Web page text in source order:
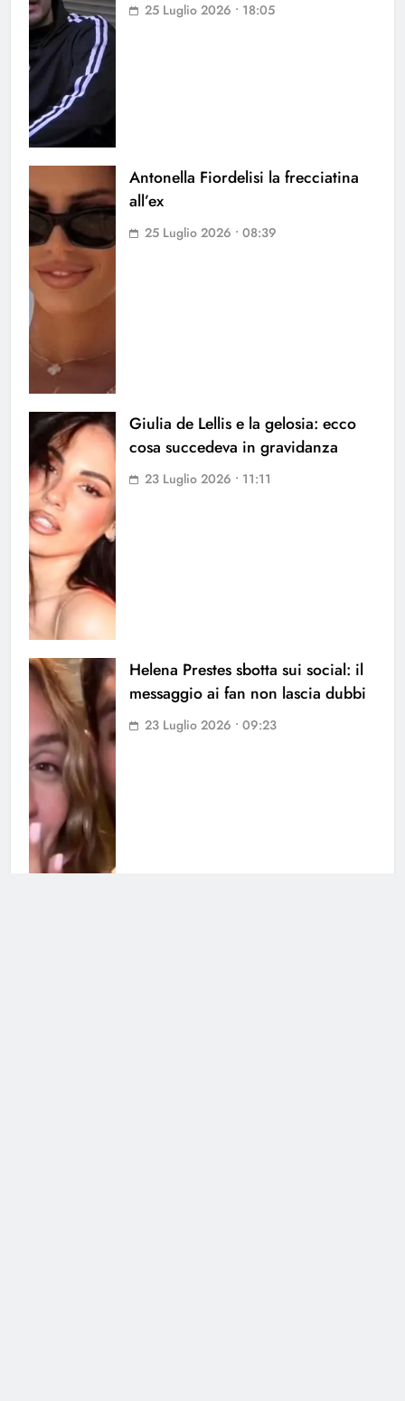
25 Luglio 2026 • 18:05
Antonella Fiordelisi la frecciatina
all’ex
25 Luglio 2026 • 08:39
Giulia de Lellis e la gelosia: ecco
cosa succedeva in gravidanza
23 Luglio 2026 • 11:11
Helena Prestes sbotta sui social: il
messaggio ai fan non lascia dubbi
23 Luglio 2026 • 09:23